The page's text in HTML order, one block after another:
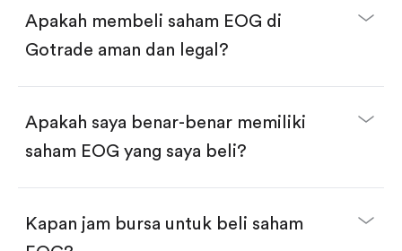
Beli saham secara fractional dalam jumlah
dollar, bisa mulai dari $1.
Swipe up untuk konfirmasi order, pembelian
Apakah membeli saham EOG di
Gotrade aman dan legal?
Apakah saya benar-benar memiliki
saham EOG yang saya beli?
Kapan jam bursa untuk beli saham